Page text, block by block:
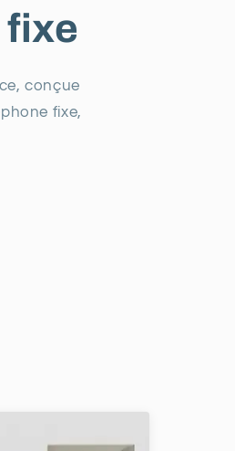
conçue
fixe,